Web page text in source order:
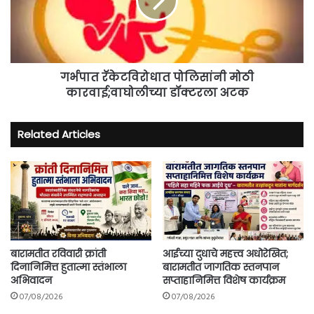
गर्भपात रॅकेटविरोधात पोलिसांनी मोठी
कारवाई;वाघोलीच्या डॉक्टरला अटक
Related Articles
बारामतीत रविवारी क्रांती
दिनानिमित्त हुतात्मा स्तंभाला
अभिवादन
07/08/2026
आईच्या दुधाचे महत्त्व अधोरेखित;
बारामतीत जागतिक स्तनपान
सप्ताहानिमित्त विशेष कार्यक्रम
07/08/2026